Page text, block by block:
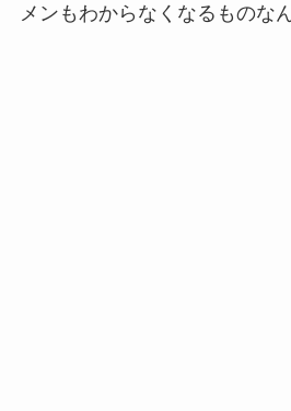
メンもわからなくなるものな